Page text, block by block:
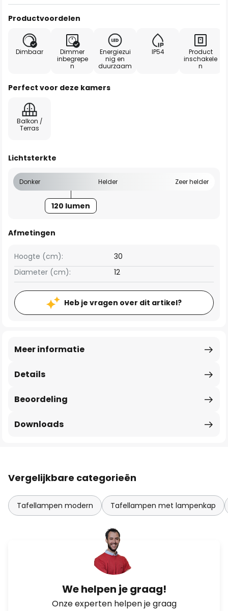
Productvoordelen
Dimbaar
Dimmer
inbegrepe
n
Energiezui
nig en
duurzaam
IP54
Product
inschakele
n
Perfect voor deze kamers
Balkon /
Terras
Lichtsterkte
Donker Helder Zeer helder
120 lumen
Afmetingen
Hoogte (cm):
30
Diameter (cm):
12
Heb je vragen over dit artikel?
Details
Meer informatie
Beoordeling
Downloads
Vergelijkbare categorieën
Tafellampen modern Tafellampen met lampenkap
We helpen je graag!
Onze experten helpen je graag